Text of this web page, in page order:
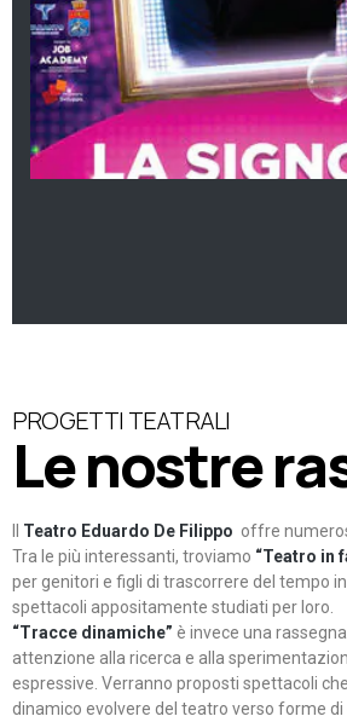
PROGETTI TEATRALI
Le nostre
Teatro Eduardo De Filippo offre
Tra le più interessanti, troviamo “Teatro in
per genitori e figli di trascorrere del tempo
spettacoli appositamente studiati per loro.
“Tracce dinamiche” è invece una
attenzione alla ricerca e alla
espressive. Verranno proposti spettacoli
dinamico evolvere del teatro verso forme